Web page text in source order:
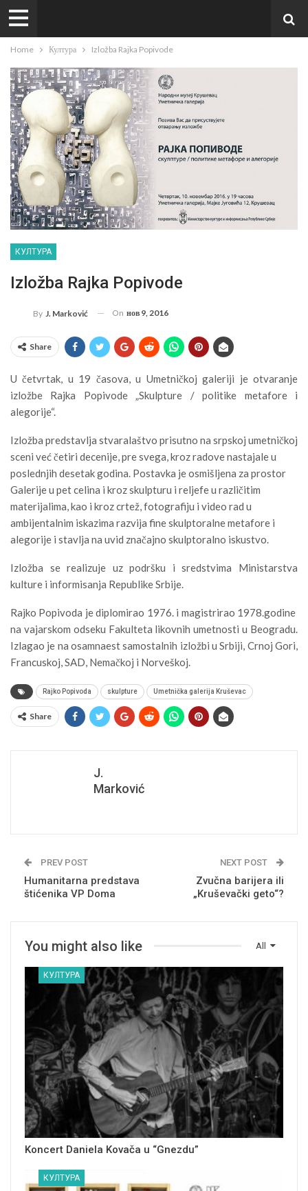
Home Култура Izložba Rajka Popivode
КУЛТУРА
Izložba Rajka Popivode
By J. Marković On нов 9, 2016
Share
U četvrtak, u 19 časova, u Umetničkoj galeriji je otvaranje
izložbe Rajka Popivode „Skulpture / politike metafore i
alegorije“.
Izložba predstavlja stvaralaštvo prisutno na srpskoj umetničkoj
sceni već četiri decenije, pre svega, kroz radove nastajale u
poslednjih desetak godina. Postavka je osmišljena za prostor
Galerije u pet celina i kroz skulpturu i reljefe u različitim
materijalima, kao i kroz crtež, fotografiju i video rad u
ambijentalnim iskazima razvija fine skulptoralne metafore i
alegorije i stavlja na uvid značajno skulptoralno iskustvo.
Izložba se realizuje uz podršku i sredstvima Ministarstva
kulture i informisanja Republike Srbije.
Rajko Popivoda je diplomirao 1976. i magistrirao 1978.godine
na vajarskom odseku Fakulteta likovnih umetnosti u Beogradu.
Izlagao je na osamnaest samostalnih izložbi u Srbiji, Crnoj Gori,
Francuskoj, SAD, Nemačkoj i Norveškoj.
Rajko Popivoda skulpture Umetnička galerija Kruševac
Share
J.
Marković
PREV POST
Humanitarna predstava
štićenika VP Doma
NEXT POST
Zvučna barijera ili
„Kruševački geto“?
All
You might also like
КУЛТУРА
Koncert Daniela Kovača u “Gnezdu”
КУЛТУРА